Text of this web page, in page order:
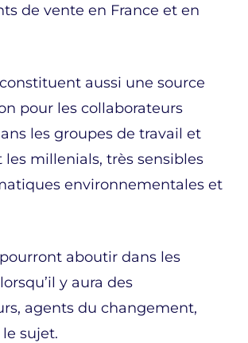
de vente en France et en
aussi une source
pour les collaborateurs
les groupes de travail et
millenials, très sensibles
environnementales et
aboutir dans les
y aura des
agents du changement,
sujet.